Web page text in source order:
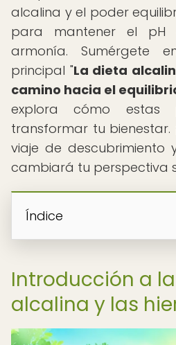
alcalina y el poder
para mantener el
armonía. Sumérgete
principal "La dieta
camino hacia el
explora cómo estas
transformar tu bienestar.
viaje de descubrimiento
cambiará tu perspectiva
Índice
Introducción a
alcalina y las